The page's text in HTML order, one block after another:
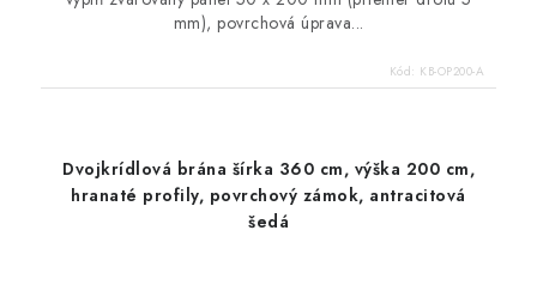
mm), povrchová úprava...
Kód: KB-OP200-A
Dvojkrídlová brána šírka 360 cm, výška 200 cm,
hranaté profily, povrchový zámok, antracitová
šedá